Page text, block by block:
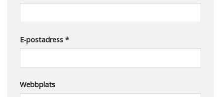
E-postadress *
Webbplats